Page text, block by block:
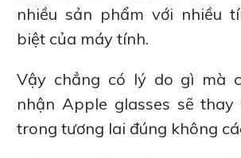
nhiều sản phẩm với nhiều
biệt của máy tính.
Vậy chẳng có lý do gì mà
nhận Apple glasses sẽ
trong tương lai đúng không